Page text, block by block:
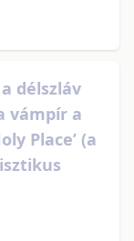
délszláv
vámpír a
Place’ (a